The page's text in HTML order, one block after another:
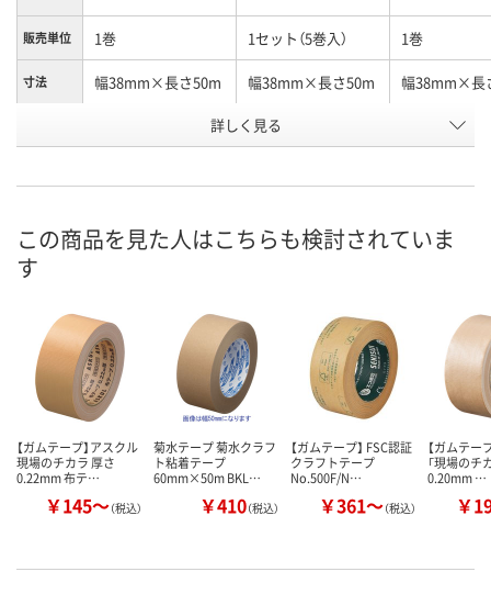
販売単位 1巻 1セット（5巻入） 1巻
寸法 幅38mm×長さ50m 幅38mm×長さ50m 幅38mm×長
黄土（茶） 黄土（茶）
号
お届け日
数量
カゴへ
現在ご注文いただけ
ません
現在ご注文
詳しく見る
この商品を見た人はこちらも検討されていま
す
【ガムテープ】アスクル
現場のチカラ 厚さ
0.22mm 布テ…
￥145～（税込）
菊水テープ 菊水クラフ
ト粘着テープ
60mm×50m BKL…
￥410（税込）
【ガムテープ】 FSC認証
クラフトテープ
No.500F/N…
￥361～（税込）
【ガムテー
「現場のチ
0.20mm …
￥